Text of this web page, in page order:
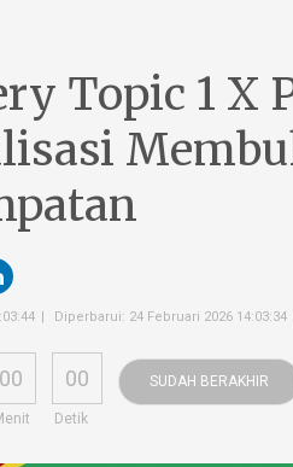
Topic 1 X
Diperbarui: 24 Februari 2026 14:03:34
00 00
Detik
SUDAH BERAKHIR